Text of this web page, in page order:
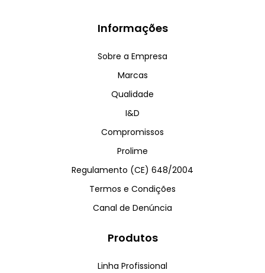
Informações
Sobre a Empresa
Marcas
Qualidade
I&D
Compromissos
Prolime
Regulamento (CE) 648/2004
Termos e Condições
Canal de Denúncia
Produtos
Linha Profissional